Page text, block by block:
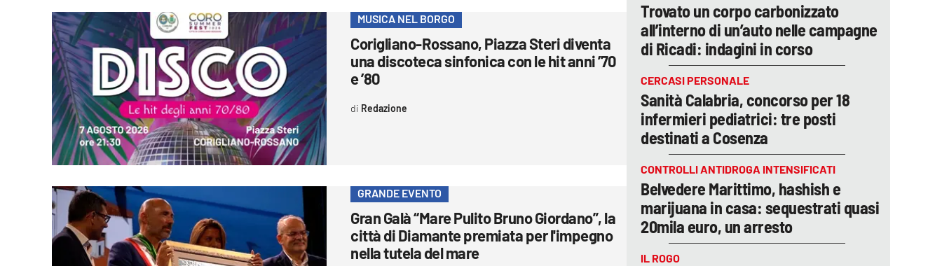
MUSICA NEL BORGO
Corigliano-Rossano, Piazza Steri diventa
una discoteca sinfonica con le hit anni ’70
e ’80
Redazione
GRANDE EVENTO
Gran Galà “Mare Pulito Bruno Giordano”, la
città di Diamante premiata per l'impegno
nella tutela del mare
Trovato un corpo carbonizzato
all’interno di un’auto nelle campagne
di Ricadi: indagini in corso
CERCASI PERSONALE
Sanità Calabria, concorso per 18
infermieri pediatrici: tre posti
destinati a Cosenza
CONTROLLI ANTIDROGA INTENSIFICATI
Belvedere Marittimo, hashish e
marijuana in casa: sequestrati quasi
20mila euro, un arresto
IL ROGO